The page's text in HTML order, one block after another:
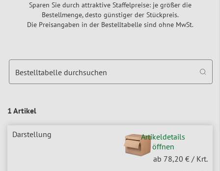
Sparen Sie durch attraktive Staffelpreise: je größer die
Bestellmenge, desto günstiger der Stückpreis.
Die Preisangaben in der Bestelltabelle sind ohne MwSt.
1 Artikel
Bestelltabelle durchsuchen
Artikeldetails
öffnen
ab 78,20 € / Krt.